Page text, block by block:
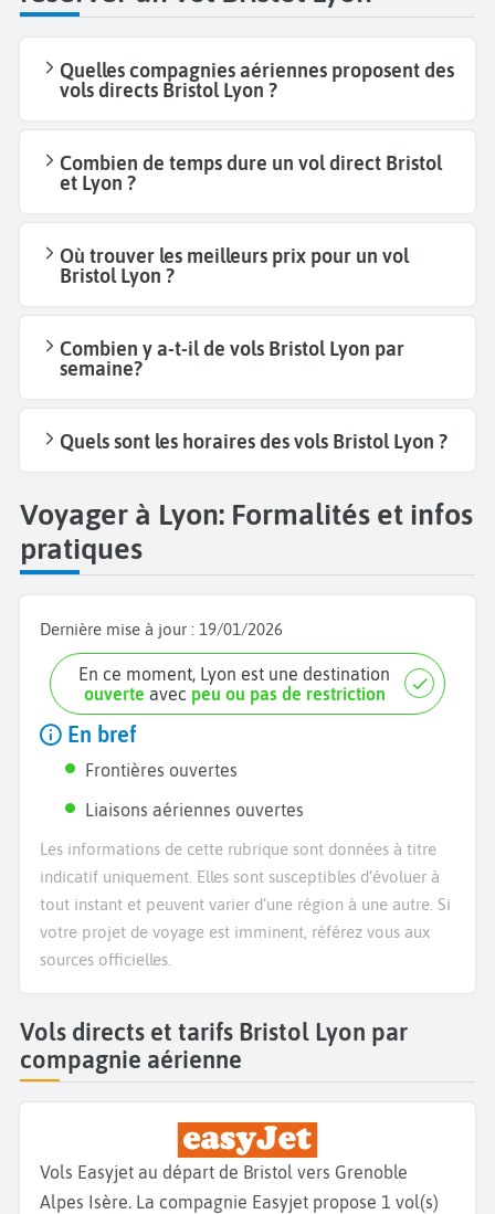
Quelles compagnies aériennes proposent des
vols directs Bristol Lyon ?
Combien de temps dure un vol direct Bristol
et Lyon ?
Où trouver les meilleurs prix pour un vol
Bristol Lyon ?
Combien y a-t-il de vols Bristol Lyon par
semaine?
Quels sont les horaires des vols Bristol Lyon ?
Voyager à Lyon: Formalités et infos
pratiques
Dernière mise à jour : 19/01/2026
En ce moment, Lyon est une destination
ouverte avec peu ou pas de restriction
En bref
Frontières ouvertes
Liaisons aériennes ouvertes
Les informations de cette rubrique sont données à titre
indicatif uniquement. Elles sont susceptibles d’évoluer à
tout instant et peuvent varier d’une région à une autre. Si
votre projet de voyage est imminent, référez vous aux
sources officielles.
Vols directs et tarifs Bristol Lyon par
compagnie aérienne
Vols Easyjet au départ de Bristol vers Grenoble
Alpes Isère. La compagnie Easyjet propose 1 vol(s)